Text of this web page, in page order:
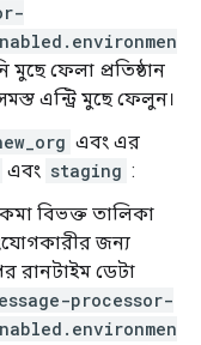
ফেলা প্রতিষ্ঠান
এন্ট্রি মুছে ফেলুন।
এবং এর
এবং staging :
বিভক্ত তালিকা
জন্য
রানটাইম ডেটা
processor-